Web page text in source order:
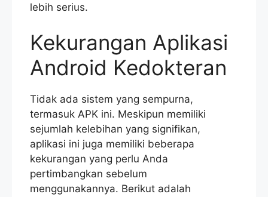
lebih serius.
Kekurangan Aplikasi
Android Kedokteran
Tidak ada sistem yang sempurna,
termasuk APK ini. Meskipun memiliki
sejumlah kelebihan yang signifikan,
aplikasi ini juga memiliki beberapa
kekurangan yang perlu Anda
pertimbangkan sebelum
menggunakannya. Berikut adalah